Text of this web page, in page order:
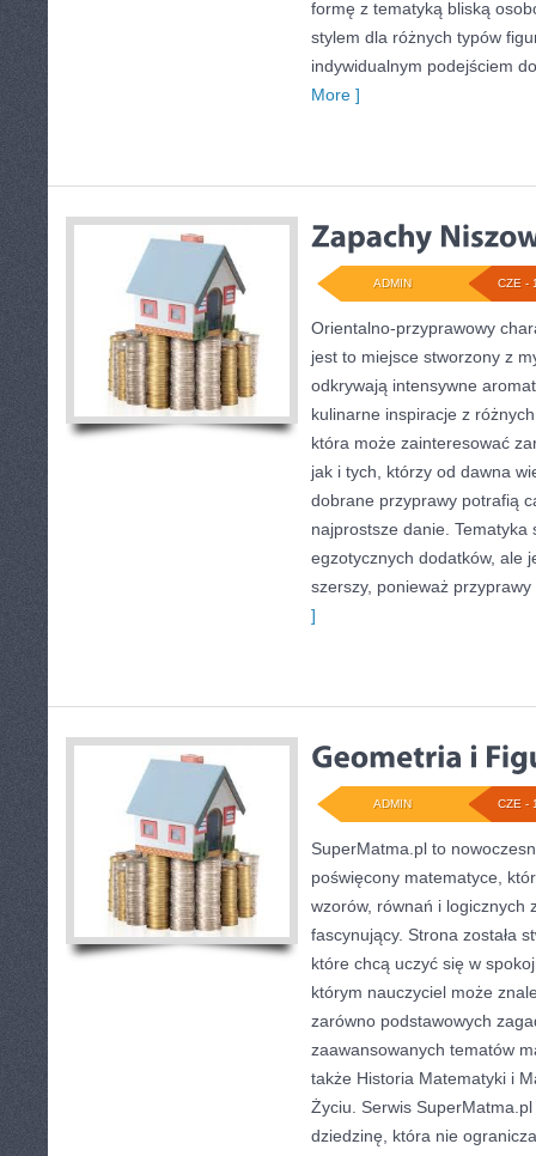
formę z tematyką bliską
stylem dla różnych typów
indywidualnym podejściem
More ]
CZE -
ADMIN
Orientalno-przyprawowy
jest to miejsce stworzony z
odkrywają intensywne
kulinarne inspiracje z
która może zainteresować
jak i tych, którzy od dawna
dobrane przyprawy potrafią
najprostsze danie. Tematyka
egzotycznych dodatków, ale
szerszy, ponieważ
]
CZE -
ADMIN
SuperMatma.pl to
poświęcony matematyce,
wzorów, równań i logicznych
fascynujący. Strona została
które chcą uczyć się w
którym nauczyciel może
zarówno podstawowych
zaawansowanych tematów
także Historia Matematyki i
Życiu. Serwis
dziedzinę, która nie ogranicza